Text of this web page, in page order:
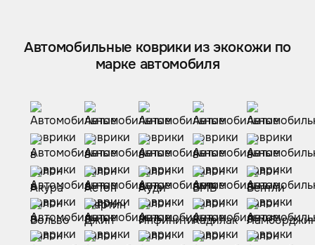
Автомобильные коврики из экокожи по
марке автомобиля